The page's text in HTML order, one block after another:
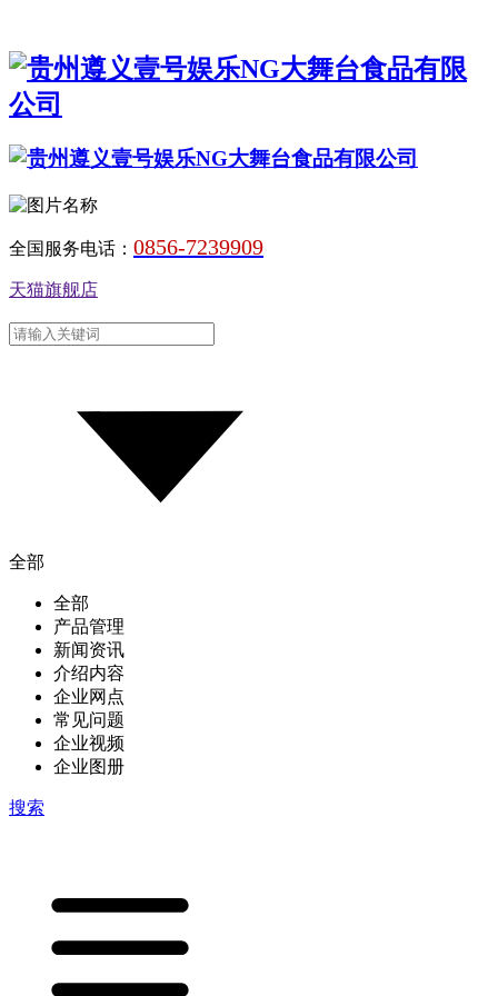
全国服务电话： 0856-7239909
天猫旗舰店
全部
全部
产品管理
新闻资讯
介绍内容
企业网点
常见问题
企业视频
企业图册
搜索